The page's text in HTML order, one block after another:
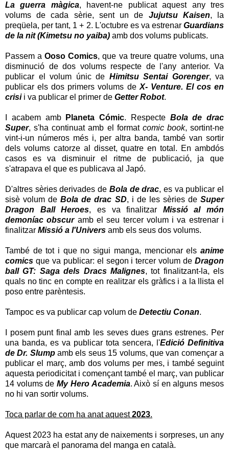
La guerra màgica, havent-ne publicat aquest any tres
volums de cada sèrie, sent un de Jujutsu Kaisen, la
preqüela, per tant, 1 + 2. L'octubre es va estrenar Guardians
de la nit (Kimetsu no yaiba) amb dos volums publicats.
Passem aOoso Comics, que va treure quatre volums, una
disminució de dos volums respecte de l'any anterior. Va
publicar el volum únic de Himitsu Sentai Gorenger, va
publicar els dos primers volums de X- Venture. El cos en
crisii va publicar el primer de Getter Robot.
I acabem amb Planeta Cómic. Respecte Bola de drac
Super, s'ha continuat amb el format comic book, sortint-ne
vint-i-un números més i, per altra banda, també van sortir
dels volums catorze al disset, quatre en total. En ambdós
casos es va disminuir el ritme de publicació, ja que
s'atrapava el que es publicava al Japó.
D'altres sèries derivades de Bola de drac, es va publicar el
sisè volum deBola de drac SD, i de les sèries de Super
Dragon Ball Heroes, es va finalitzar Missió al món
demoníac obscuramb el seu tercer volum i va estrenar i
finalitzar Missió a l'Univers amb els seus dos volums.
També de tot i que no sigui manga, mencionar els anime
comics que va publicar: el segon i tercer volum deDragon
ball GT: Saga dels Dracs Malignes, tot finalitzant-la, els
quals no tinc en compte en realitzar els gràfics i a la llista el
poso entre parèntesis.
Tampoc es va publicar cap volum de Detectiu Conan.
I posem punt final amb les seves dues grans estrenes. Per
una banda, es va publicar tota sencera, l'Edició Definitiva
de Dr. Slumpamb els seus 15 volums, que van començar a
publicar el març, amb dos volums per mes, i també seguint
aquesta periodicitat i començant també el març, van publicar
14 volums deMy Hero Academia. Això sí en alguns mesos
no hi van sortir volums.
Toca parlar de com ha anat aquest2023.
Aquest 2023 ha estat any de naixements i sorpreses, un any
que marcarà el panorama del manga en català.